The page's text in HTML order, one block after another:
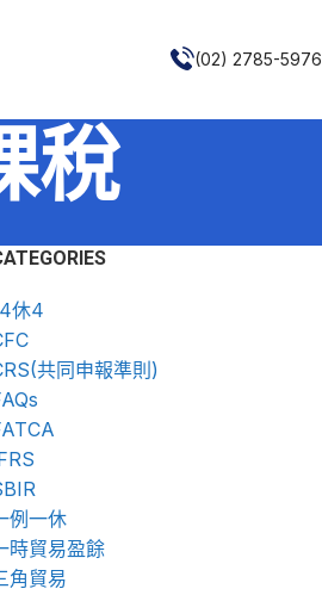
(02) 2785-5976
稅
休4
共同申報準則)
例一休
時貿易盈餘
角貿易